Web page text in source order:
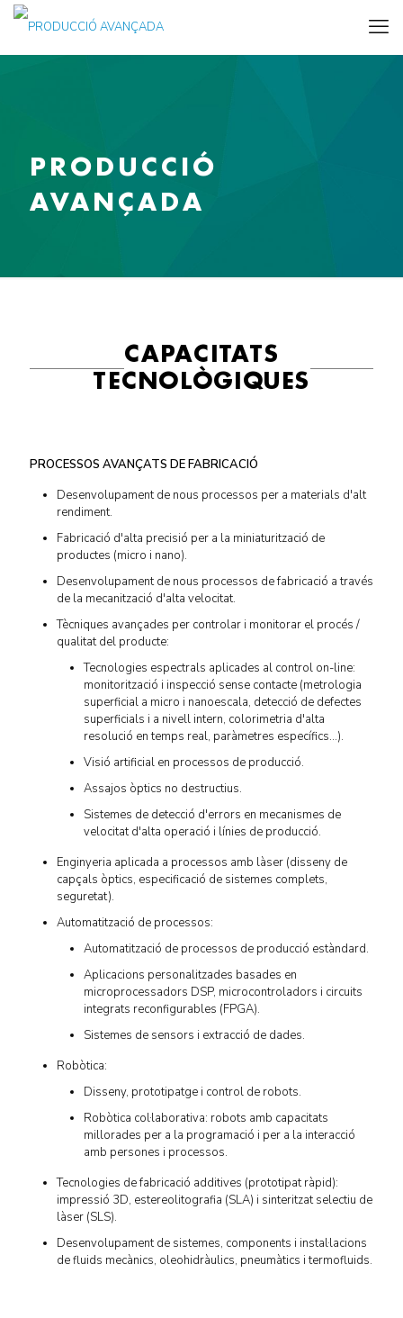
PRODUCCIÓ
AVANÇADA
CAPACITATS
TECNOLÒGIQUES
PROCESSOS AVANÇATS DE FABRICACIÓ
Desenvolupament de nous processos per a materials d'alt
rendiment.
Fabricació d'alta precisió per a la miniaturització de
productes (micro i nano).
Desenvolupament de nous processos de fabricació a través
de la mecanització d'alta velocitat.
Tècniques avançades per controlar i monitorar el procés /
qualitat del producte:
Tecnologies espectrals aplicades al control on-line:
monitorització i inspecció sense contacte (metrologia
superficial a micro i nanoescala, detecció de defectes
superficials i a nivell intern, colorimetria d'alta
resolució en temps real, paràmetres específics...).
Visió artificial en processos de producció.
Assajos òptics no destructius.
Sistemes de detecció d'errors en mecanismes de
velocitat d'alta operació i línies de producció.
Enginyeria aplicada a processos amb làser (disseny de
capçals òptics, especificació de sistemes complets,
seguretat).
Automatització de processos:
Automatització de processos de producció estàndard.
Aplicacions personalitzades basades en
microprocessadors DSP, microcontroladors i circuits
integrats reconfigurables (FPGA).
Sistemes de sensors i extracció de dades.
Robòtica:
Disseny, prototipatge i control de robots.
Robòtica col·laborativa: robots amb capacitats
millorades per a la programació i per a la interacció
amb persones i processos.
Tecnologies de fabricació additives (prototipat ràpid):
impressió 3D, estereolitografia (SLA) i sinteritzat selectiu de
làser (SLS).
Desenvolupament de sistemes, components i instal·lacions
de fluids mecànics, oleohidràulics, pneumàtics i termofluids.